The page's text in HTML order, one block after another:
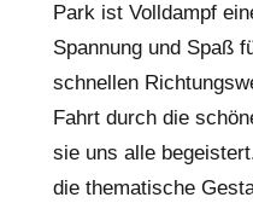
Park ist Volldampf
Spannung und Spaß
schnellen
Fahrt durch die
sie uns alle
die thematische